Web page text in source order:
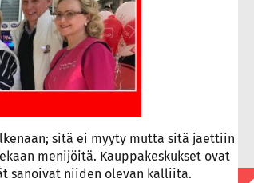
sitä ei myyty mutta sitä jaettiin
menijöitä. Kauppakeskukset ovat
sanoivat niiden olevan kalliita.